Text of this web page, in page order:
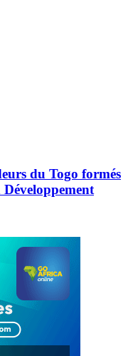
du Togo formés